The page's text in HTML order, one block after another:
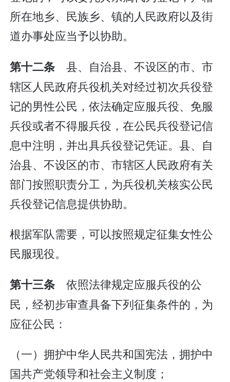
所在地乡、民族乡、镇的人民政府以及街
道办事处应当予以协助。
第十二条 县、自治县、不设区的市、市
辖区人民政府兵役机关对经过初次兵役登
记的男性公民，依法确定应服兵役、免服
兵役或者不得服兵役，在公民兵役登记信
息中注明，并出具兵役登记凭证。县、自
治县、不设区的市、市辖区人民政府有关
部门按照职责分工，为兵役机关核实公民
兵役登记信息提供协助。
根据军队需要，可以按照规定征集女性公
民服现役。
第十三条 依照法律规定应服兵役的公
民，经初步审查具备下列征集条件的，为
应征公民：
（一）拥护中华人民共和国宪法，拥护中
国共产党领导和社会主义制度；